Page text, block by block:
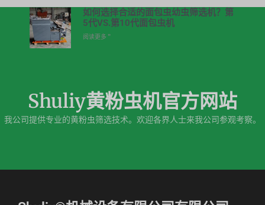
如何选择合适的面包虫幼虫筛选机？第
5代VS.第10代面包虫机
阅读更多 ”
Shuliy黄粉虫机官方网站
我公司提供专业的黄粉虫筛选技术。欢迎各界人士来我公司参观考察。
Whatsapp